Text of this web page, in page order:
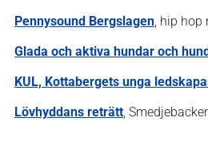
Pennysound Bergslagen, hip hop
Glada och aktiva hundar och
KUL, Kottabergets unga
Lövhyddans reträtt,